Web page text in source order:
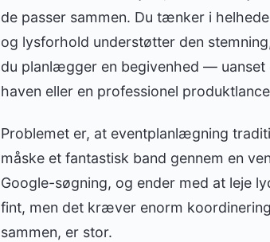
de passer sammen. Du tænker i
og lysforhold understøtter den
du planlægger en begivenhed —
haven eller en professionel
Problemet er, at eventplanlægning
måske et fantastisk band gennem en
Google-søgning, og ender med at leje
fint, men det kræver enorm
sammen, er stor.